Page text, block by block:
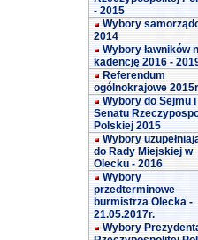
- 2015
Wybory
2014
Wybory ławników
kadencję 2016 -
Referendum
ogólnokrajowe
Wybory do Sejmu i
Senatu
Polskiej 2015
Wybory
do Rady Miejskiej w
Olecku - 2016
Wybory
przedterminowe
burmistrza Olecka -
21.05.2017r.
Wybory